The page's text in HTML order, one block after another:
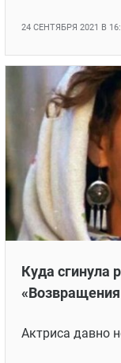
24 СЕНТЯБРЯ 2021 В
Куда сгинула
Актриса давно